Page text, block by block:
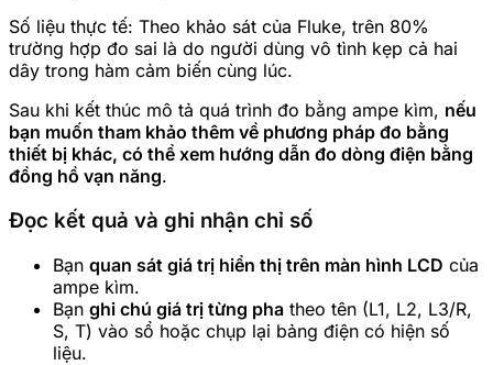
Số liệu thực tế: Theo khảo sát của Fluke, trên 80%
trường hợp đo sai là do người dùng vô tình kẹp cả hai
dây trong hàm cảm biến cùng lúc.
Sau khi kết thúc mô tả quá trình đo bằng ampe kìm, nếu
bạn muốn tham khảo thêm về phương pháp đo bằng
thiết bị khác, có thể xem hướng dẫn đo dòng điện bằng
đồng hồ vạn năng.
Đọc kết quả và ghi nhận chỉ số
Bạn quan sát giá trị hiển thị trên màn hình LCD của
ampe kìm.
Bạn ghi chú giá trị từng pha theo tên (L1, L2, L3/R,
S, T) vào sổ hoặc chụp lại bảng điện có hiện số
liệu.